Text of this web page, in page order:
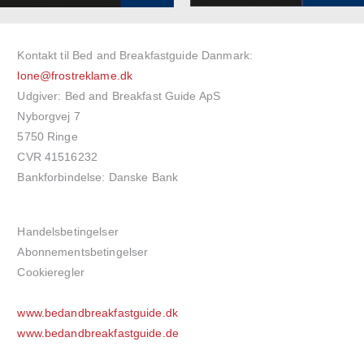
Kontakt til Bed and Breakfastguide Danmark:
lone@frostreklame.dk
Udgiver: Bed and Breakfast Guide ApS
Nyborgvej 7
5750 Ringe
CVR 41516232
Bankforbindelse: Danske Bank
Handelsbetingelser
Abonnementsbetingelser
Cookieregler
www.bedandbreakfastguide.dk
www.bedandbreakfastguide.de